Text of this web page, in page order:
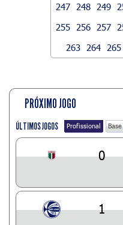
247
248 249
255
256 257
263
264 265
PRÓXIMO JOGO
ÚLTIMOS JOGOS Profissional Base
0
1